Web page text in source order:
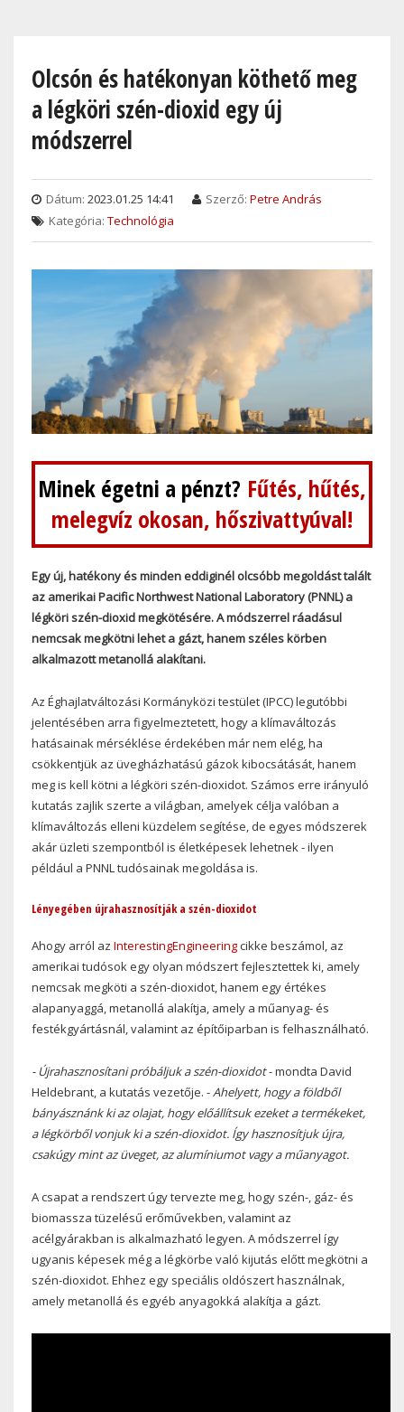
contentOlcsón és hatékonyan köthető meg
a légköri szén-dioxid egy új
módszerrel
Dátum: 2023.01.25 14:41 Szerző: Petre András
Kategória: Technológia
Minek égetni a pénzt? Fűtés, hűtés,
melegvíz okosan, hőszivattyúval!
Egy új, hatékony és minden eddiginél olcsóbb megoldást talált
az amerikai Pacific Northwest National Laboratory (PNNL) a
légköri szén-dioxid megkötésére. A módszerrel ráadásul
nemcsak megkötni lehet a gázt, hanem széles körben
alkalmazott metanollá alakítani.
Az Éghajlatváltozási Kormányközi testület (IPCC) legutóbbi
jelentésében arra figyelmeztetett, hogy a klímaváltozás
hatásainak mérséklése érdekében már nem elég, ha
csökkentjük az üvegházhatású gázok kibocsátását, hanem
meg is kell kötni a légköri szén-dioxidot. Számos erre irányuló
kutatás zajlik szerte a világban, amelyek célja valóban a
klímaváltozás elleni küzdelem segítése, de egyes módszerek
akár üzleti szempontból is életképesek lehetnek - ilyen
például a PNNL tudósainak megoldása is.
Lényegében újrahasznosítják a szén-dioxidot
Ahogy arról az InterestingEngineeringcikke beszámol, az
amerikai tudósok egy olyan módszert fejlesztettek ki, amely
nemcsak megköti a szén-dioxidot, hanem egy értékes
alapanyaggá, metanollá alakítja, amely a műanyag- és
festékgyártásnál, valamint az építőiparban is felhasználható.
- Újrahasznosítani próbáljuk a szén-dioxidot- mondta David
Heldebrant, a kutatás vezetője. -Ahelyett, hogy a földből
bányásznánk ki az olajat, hogy előállítsuk ezeket a termékeket,
a légkörből vonjuk ki a szén-dioxidot. Így hasznosítjuk újra,
csakúgy mint az üveget, az alumíniumot vagy a műanyagot.
A csapat a rendszert úgy tervezte meg, hogy szén-, gáz- és
biomassza tüzelésű erőművekben, valamint az
acélgyárakban is alkalmazható legyen. A módszerrel így
ugyanis képesek még a légkörbe való kijutás előtt megkötni a
szén-dioxidot. Ehhez egy speciális oldószert használnak,
amely metanollá és egyéb anyagokká alakítja a gázt.